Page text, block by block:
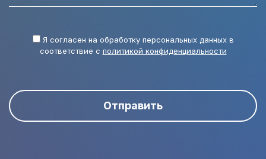
Я согласен на обработку персональных данных в
соответствие с политикой конфиденциальности
Отправить